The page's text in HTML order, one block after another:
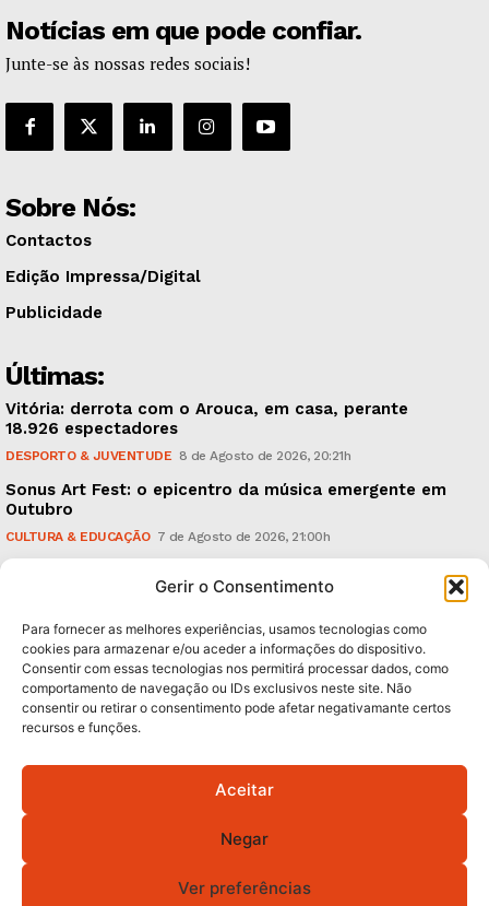
Gerir o Consentimento
Para fornecer as melhores experiências, usamos tecnologias como
cookies para armazenar e/ou aceder a informações do dispositivo.
Consentir com essas tecnologias nos permitirá processar dados, como
comportamento de navegação ou IDs exclusivos neste site. Não
consentir ou retirar o consentimento pode afetar negativamante certos
recursos e funções.
Aceitar
Negar
Ver preferências
Notícias em que pode confiar.
Junte-se às nossas redes sociais!
Sobre Nós:
Contactos
Edição Impressa/Digital
Publicidade
Últimas:
Vitória: derrota com o Arouca, em casa, perante
18.926 espectadores
DESPORTO & JUVENTUDE 8 de Agosto de 2026, 20:21h
Sonus Art Fest: o epicentro da música emergente em
Outubro
CULTURA & EDUCAÇÃO 7 de Agosto de 2026, 21:00h
Subscreva Newsletter:
QUERO ADERIR
Política de Privacidade